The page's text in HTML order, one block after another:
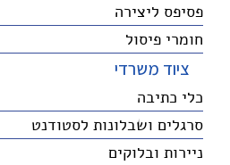
פסיפס ליצירה
חומרי פיסול
ציוד משרדי
כלי כתיבה
סרגלים ושבלונות לסטודנט
ניירות ובלוקים